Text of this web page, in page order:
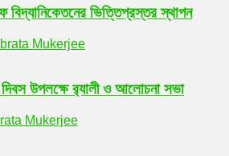
বিদ্যানিকেতনের ভিত্তিপ্রস্তর স্থাপন
Mukerjee
দিবস উপলক্ষে র‌্যালী ও আলোচনা সভা
Mukerjee